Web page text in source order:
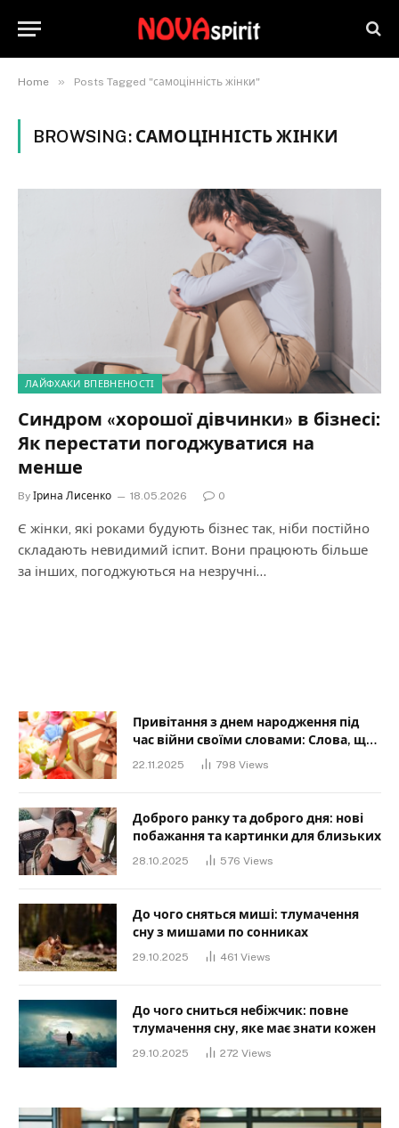
Home » Posts Tagged "самоцінність жінки"
BROWSING: САМОЦІННІСТЬ ЖІНКИ
ЛАЙФХАКИ ВПЕВНЕНОСТІ
Синдром «хорошої дівчинки» в бізнесі:
Як перестати погоджуватися на
менше
By Ірина Лисенко 18.05.2026 0
Є жінки, які роками будують бізнес так, ніби постійно
складають невидимий іспит. Вони працюють більше
за інших, погоджуються на незручні…
Привітання з днем народження під
час війни своїми словами: Слова, що
дарують надію та силу
22.11.2025 798 Views
Доброго ранку та доброго дня: нові
побажання та картинки для близьких
28.10.2025 576 Views
До чого сняться миші: тлумачення
сну з мишами по сонниках
29.10.2025 461 Views
До чого сниться небіжчик: повне
тлумачення сну, яке має знати кожен
29.10.2025 272 Views